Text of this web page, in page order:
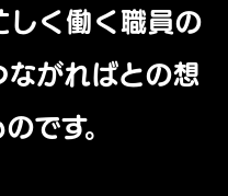
しく働く職員の
がればとの想
です。